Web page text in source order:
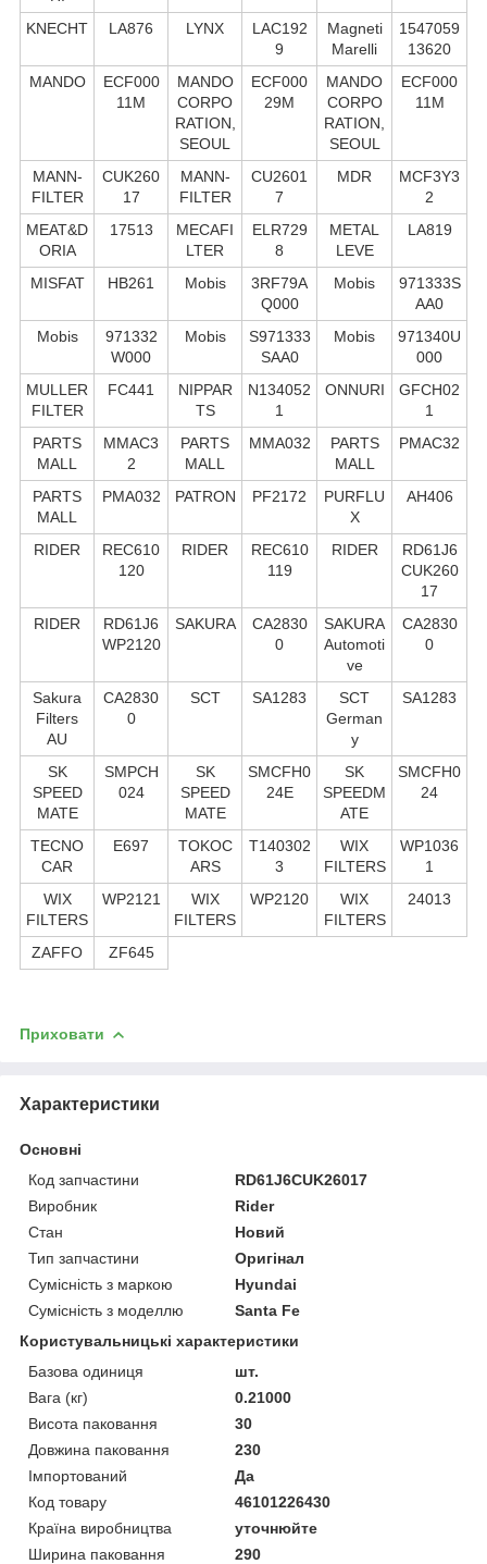
KNECHT
LA876 LYNX
LAC192
9
Magneti
Marelli
1547059
13620
MANDO
ECF000
11M
MANDO
CORPO
RATION,
SEOUL
ECF000
29M
MANDO
CORPO
RATION,
SEOUL
ECF000
11M
MANN-
FILTER
CUK260
17
MANN-
FILTER
CU2601
7
MDR
MCF3Y3
2
MEAT&D
ORIA
17513
MECAFI
LTER
ELR729
8
METAL
LEVE
LA819
MISFAT HB261 Mobis
3RF79A
Q000
Mobis
971333S
AA0
Mobis
971332
W000
Mobis
S971333
SAA0
Mobis
971340U
000
MULLER
FILTER
FC441
NIPPAR
TS
N134052
1
ONNURI
GFCH02
1
PARTS
MALL
MMAC3
2
PARTS
MALL
MMA032
PARTS
MALL
PMAC32
PARTS
MALL
PMA032 PATRON PF2172
PURFLU
X
AH406
RIDER
REC610
120
RIDER
REC610
119
RIDER
RD61J6
CUK260
17
RIDER
RD61J6
WP2120
SAKURA
CA2830
0
SAKURA
Automoti
ve
CA2830
0
Sakura
Filters
AU
CA2830
0
SCT SA1283
SCT
German
y
SA1283
SK
SPEED
MATE
SMPCH
024
SK
SPEED
MATE
SMCFH0
24E
SK
SPEEDM
ATE
SMCFH0
24
TECNO
CAR
E697
TOKOC
ARS
T140302
3
WIX
FILTERS
WP1036
1
WIX
FILTERS
WP2121
WIX
FILTERS
WP2120
WIX
FILTERS
24013
ZAFFO ZF645
Приховати
Характеристики
Основні
Код запчастини
RD61J6CUK26017
Виробник
Rider
Стан
Новий
Тип запчастини
Оригінал
Сумісність з маркою
Hyundai
Сумісність з моделлю
Santa Fe
Користувальницькі характеристики
Базова одиниця
шт.
Вага (кг)
0.21000
Висота паковання
30
Довжина паковання
230
Імпортований
Да
Код товару
46101226430
Країна виробництва
уточнюйте
Ширина паковання
290